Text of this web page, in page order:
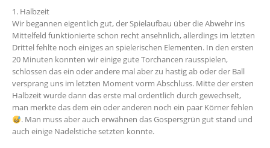
1. Halbzeit
Wir begannen eigentlich gut, der Spielaufbau über die Abwehr ins
Mittelfeld funktionierte schon recht ansehnlich, allerdings im letzten
Drittel fehlte noch einiges an spielerischen Elementen. In den ersten
20 Minuten konnten wir einige gute Torchancen rausspielen,
schlossen das ein oder andere mal aber zu hastig ab oder der Ball
versprang uns im letzten Moment vorm Abschluss. Mitte der ersten
Halbzeit wurde dann das erste mal ordentlich durch gewechselt,
man merkte das dem ein oder anderen noch ein paar Körner fehlen
. Man muss aber auch erwähnen das Gospersgrün gut stand und
auch einige Nadelstiche setzten konnte.